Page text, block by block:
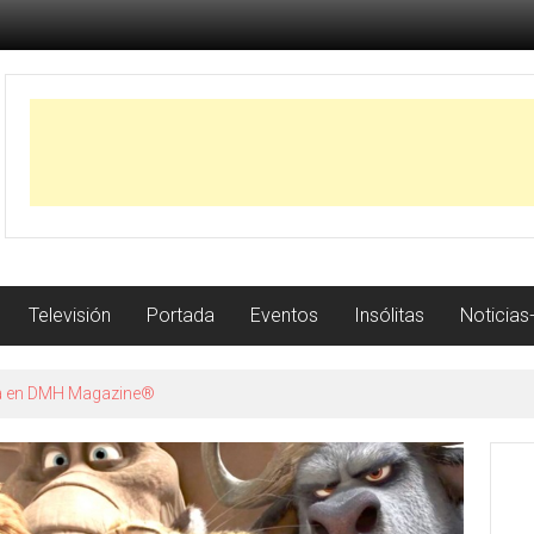
Televisión Portada Eventos Insólitas
con récord de jonrones a los 23 años